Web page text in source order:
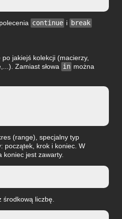
continue i break
jakiejś kolekcji (macierzy,
Zamiast słowa in można
(range), specjalny typ
początek, krok i koniec. W
jest zawarty.
środkową liczbę.